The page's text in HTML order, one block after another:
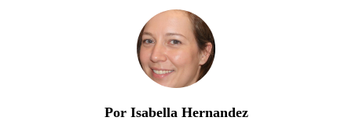
Por Isabella Hernandez